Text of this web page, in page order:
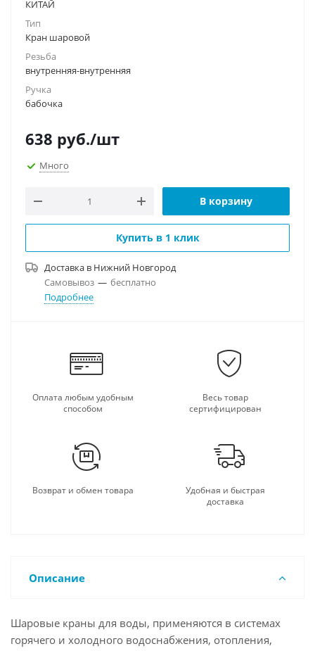
КИТАЙ
Тип
Кран шаровой
Резьба
внутренняя-внутренняя
Ручка
бабочка
638 руб./шт
Много
В корзину
Купить в 1 клик
Доставка в Нижний Новгород
Самовывоз — бесплатно
Подробнее
Оплата любым удобным
способом
Весь товар
сертифицирован
Возврат и обмен товара
Удобная и быстрая
доставка
Описание
Шаровые краны для воды, применяются в системах
горячего и холодного водоснабжения, отопления,